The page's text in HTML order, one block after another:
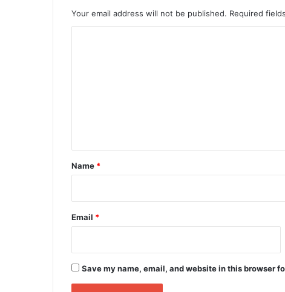
Your email address will not be published. Required
*
Name *
Email *
Save my name, email, and website in this browser